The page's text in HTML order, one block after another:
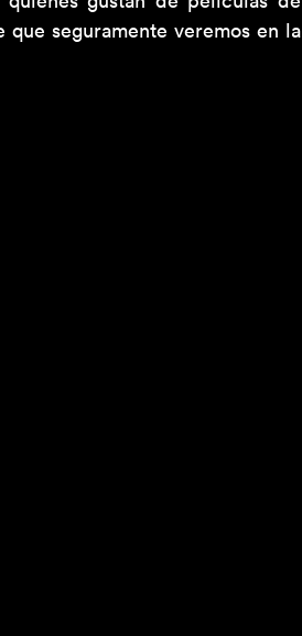
seguramente veremos en la